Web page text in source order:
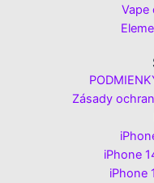
Vape
Zásady
iPhone
iPhone